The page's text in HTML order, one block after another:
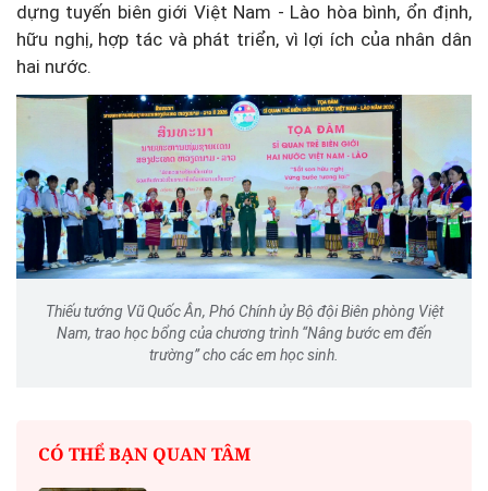
dựng tuyến biên giới Việt Nam - Lào hòa bình, ổn định,
hữu nghị, hợp tác và phát triển, vì lợi ích của nhân dân
hai nước.
Thiếu tướng Vũ Quốc Ân, Phó Chính ủy Bộ đội Biên phòng Việt
Nam, trao học bổng của chương trình “Nâng bước em đến
trường” cho các em học sinh.
CÓ THỂ BẠN QUAN TÂM